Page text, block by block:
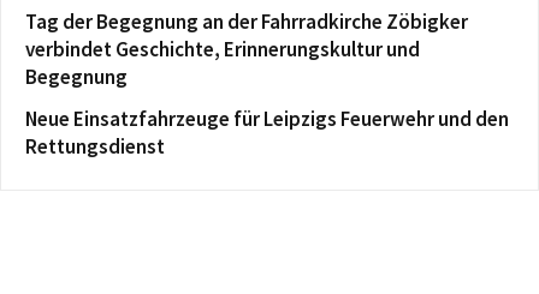
Tag der Begegnung an der Fahrradkirche Zöbigker
verbindet Geschichte, Erinnerungskultur und
Begegnung
Neue Einsatzfahrzeuge für Leipzigs Feuerwehr und den
Rettungsdienst